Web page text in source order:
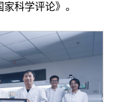
科学评论》。